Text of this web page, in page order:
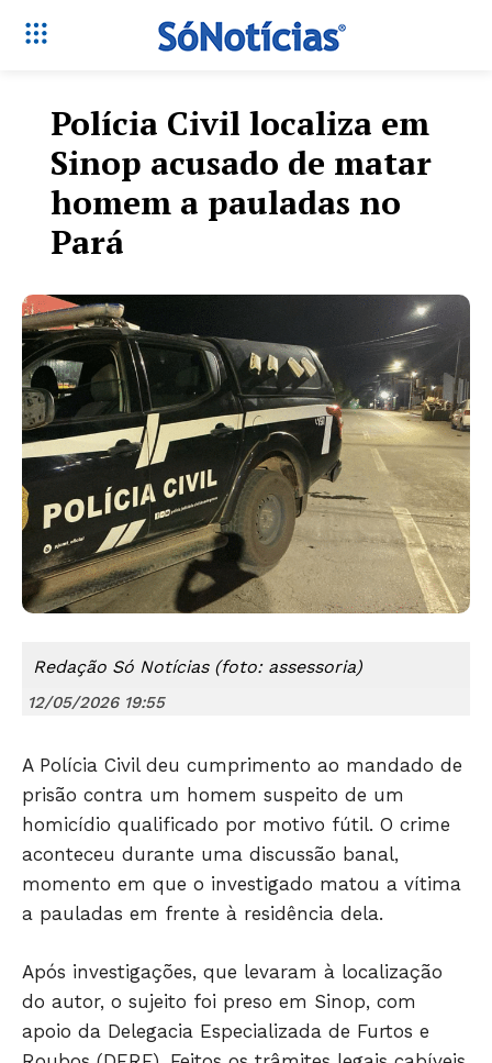
JUNTE-SE NO WHATSAPP
Polícia Civil localiza em
Sinop acusado de matar
homem a pauladas no
Pará
Redação Só Notícias (foto: assessoria)
12/05/2026 19:55
A Polícia Civil deu cumprimento ao mandado de
prisão contra um homem suspeito de um
homicídio qualificado por motivo fútil. O crime
aconteceu durante uma discussão banal,
momento em que o investigado matou a vítima
a pauladas em frente à residência dela.
Após investigações, que levaram à localização
do autor, o sujeito foi preso em Sinop, com
apoio da Delegacia Especializada de Furtos e